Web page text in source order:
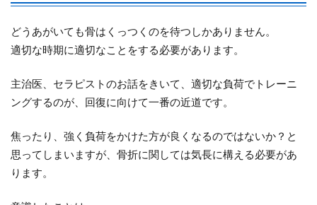
どうあがいても骨はくっつくのを待つしかありません。
適切な時期に適切なことをする必要があります。
主治医、セラピストのお話をきいて、適切な負荷でトレーニ
ングするのが、回復に向けて一番の近道です。
焦ったり、強く負荷をかけた方が良くなるのではないか？と
思ってしまいますが、骨折に関しては気長に構える必要があ
ります。